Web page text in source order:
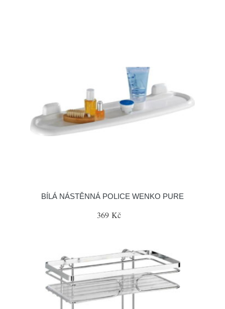
BÍLÁ NÁSTĚNNÁ POLICE WENKO PURE
369 Kč